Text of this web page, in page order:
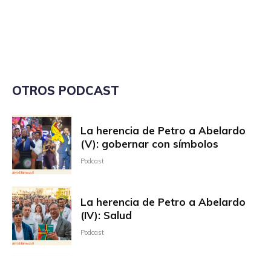
OTROS PODCAST
La herencia de Petro a Abelardo
(V): gobernar con símbolos
Podcast
La herencia de Petro a Abelardo
(IV): Salud
Podcast